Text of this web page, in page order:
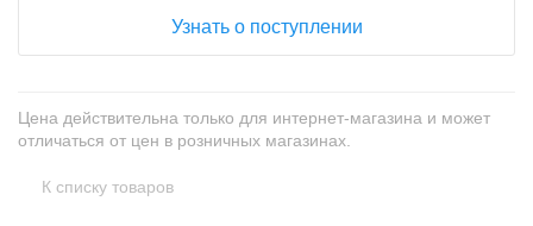
Узнать о поступлении
Цена действительна только для интернет-магазина и может
отличаться от цен в розничных магазинах.
К списку товаров